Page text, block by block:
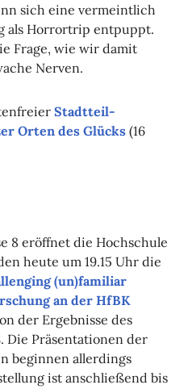
sich eine vermeintlich
als Horrortrip entpuppt.
Frage, wie wir damit
Nerven.
Stadtteil-
Orten des Glücks (16
8 eröffnet die Hochschule
heute um 19.15 Uhr die
(un)familiar
an der HfBK
der Ergebnisse des
Die Präsentationen der
beginnen allerdings
ist anschließend bis